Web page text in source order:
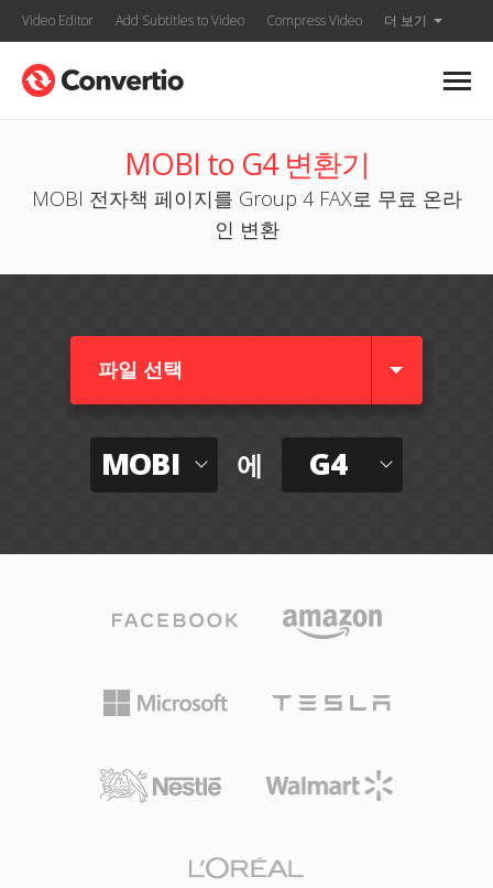
Video Editor Add Subtitles to Video Compress Video 더 보기
MOBI to G4 변환기
MOBI 전자책 페이지를 Group 4 FAX로 무료 온라
인 변환
파일 선택
MOBI 에 G4